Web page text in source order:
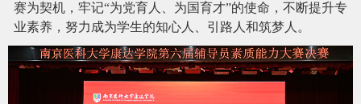
赛为契机，牢记“为党育人、为国育才”的使命，不断提升专
业素养，努力成为学生的知心人、引路人和筑梦人。